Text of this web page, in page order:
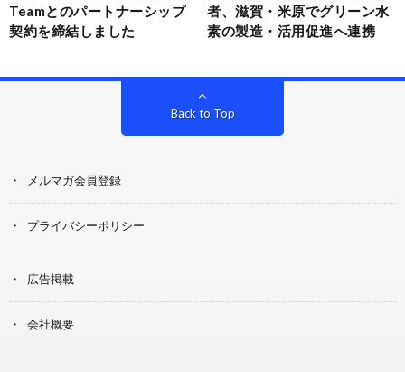
Teamとのパートナーシップ
契約を締結しました
者、滋賀・米原でグリーン水
素の製造・活用促進へ連携
Back to Top
メルマガ会員登録
プライバシーポリシー
広告掲載
会社概要